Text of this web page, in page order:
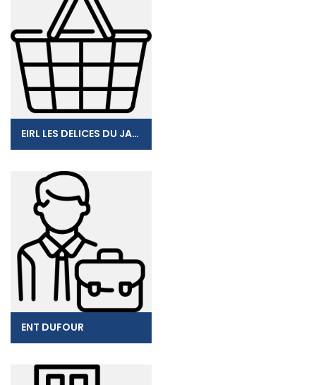
EIRL LES DELICES DU JARDIN
ENT DUFOUR